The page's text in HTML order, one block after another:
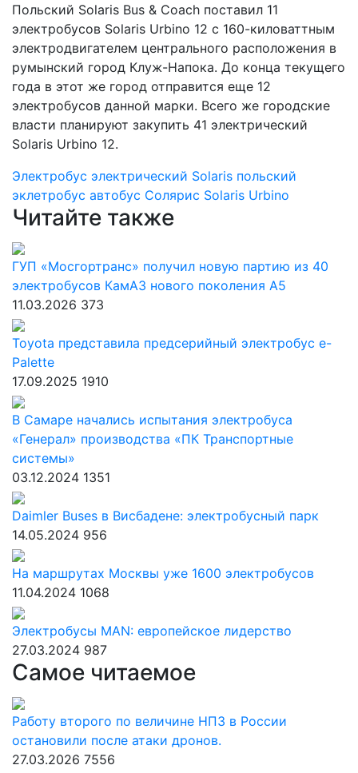
Польский Solaris Bus & Coach поставил 11
электробусов Solaris Urbino 12 с 160-киловаттным
электродвигателем центрального расположения в
румынский город Клуж-Напока. До конца текущего
года в этот же город отправится еще 12
электробусов данной марки. Всего же городские
власти планируют закупить 41 электрический
Solaris Urbino 12.
Электробус электрический Solaris польский
эклетробус автобус Солярис Solaris Urbino
Читайте также
ГУП «Мосгортранс» получил новую партию из 40
электробусов КамАЗ нового поколения А5
11.03.2026 373
Toyota представила предсерийный электробус e-
Palette
17.09.2025 1910
В Самаре начались испытания электробуса
«Генерал» производства «ПК Транспортные
системы»
03.12.2024 1351
Daimler Buses в Висбадене: электробусный парк
14.05.2024 956
На маршрутах Москвы уже 1600 электробусов
11.04.2024 1068
Электробусы MAN: европейское лидерство
27.03.2024 987
Самое читаемое
Работу второго по величине НПЗ в России
остановили после атаки дронов.
27.03.2026 7556